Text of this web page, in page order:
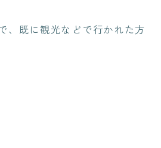
、既に観光などで行かれた方